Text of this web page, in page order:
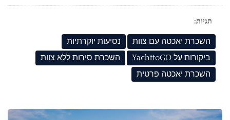
תגיות:
השכרת יאכטה עם צוות
נסיעות יוקרתיות
ביקורות על YachttoGO
השכרת סירות ללא צוות
השכרת יאכטה פרטית